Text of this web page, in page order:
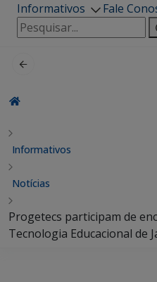
Informativos
Fale
Pesquisar
por:
Informativos
Notícias
Progetecs participam de
Tecnologia Educacional de